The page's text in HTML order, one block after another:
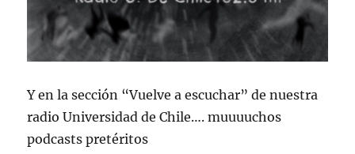
Y en la sección “Vuelve a escuchar” de nuestra
radio Universidad de Chile…. muuuuchos
podcasts pretéritos